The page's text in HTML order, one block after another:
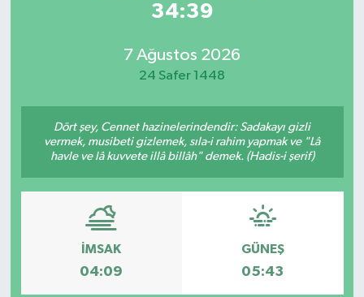
34:39
7 Ağustos 2026
24 Safer 1448
Dört şey, Cennet hazinelerindendir: Sadakayı gizli
vermek, musibeti gizlemek, sıla-i rahim yapmak ve "Lâ
havle ve lâ kuvvete illâ billâh" demek. (Hadis-i şerif)
İMSAK
04:09
GÜNEŞ
05:43
Süper Lig Puan Durumu ve Fikstür
Tüm Manşetler
Haber Arşivi